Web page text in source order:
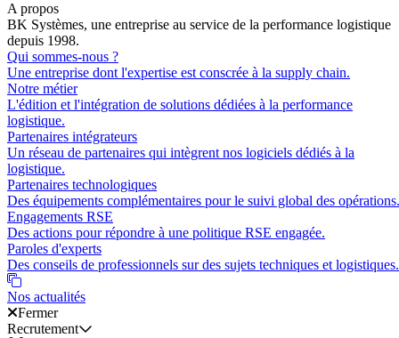
A propos
BK Systèmes, une entreprise au service de la performance logistique
depuis 1998.
Qui sommes-nous ?
Une entreprise dont l'expertise est conscrée à la supply chain.
Notre métier
L'édition et l'intégration de solutions dédiées à la performance
logistique.
Partenaires intégrateurs
Un réseau de partenaires qui intègrent nos logiciels dédiés à la
logistique.
Partenaires technologiques
Des équipements complémentaires pour le suivi global des opérations.
Engagements RSE
Des actions pour répondre à une politique RSE engagée.
Paroles d'experts
Des conseils de professionnels sur des sujets techniques et logistiques.
Nos actualités
Fermer
Recrutement